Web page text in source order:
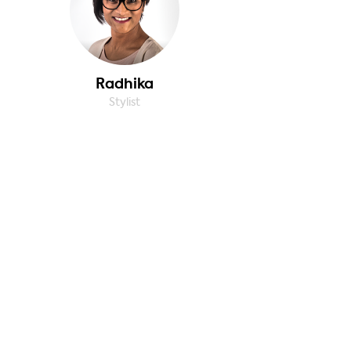
Radhika
Stylist